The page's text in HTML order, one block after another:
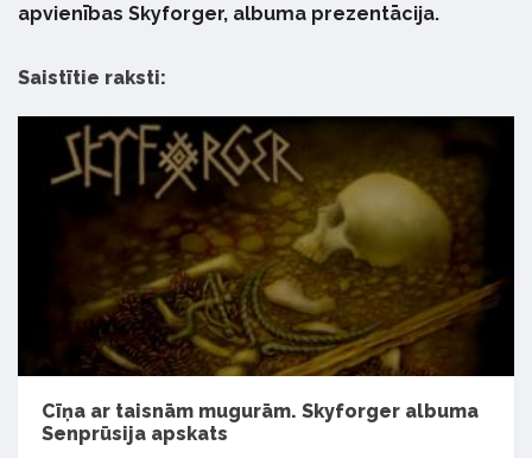
apvienības Skyforger, albuma prezentācija.
Saistītie raksti:
Cīņa ar taisnām mugurām. Skyforger albuma
Senprūsija apskats